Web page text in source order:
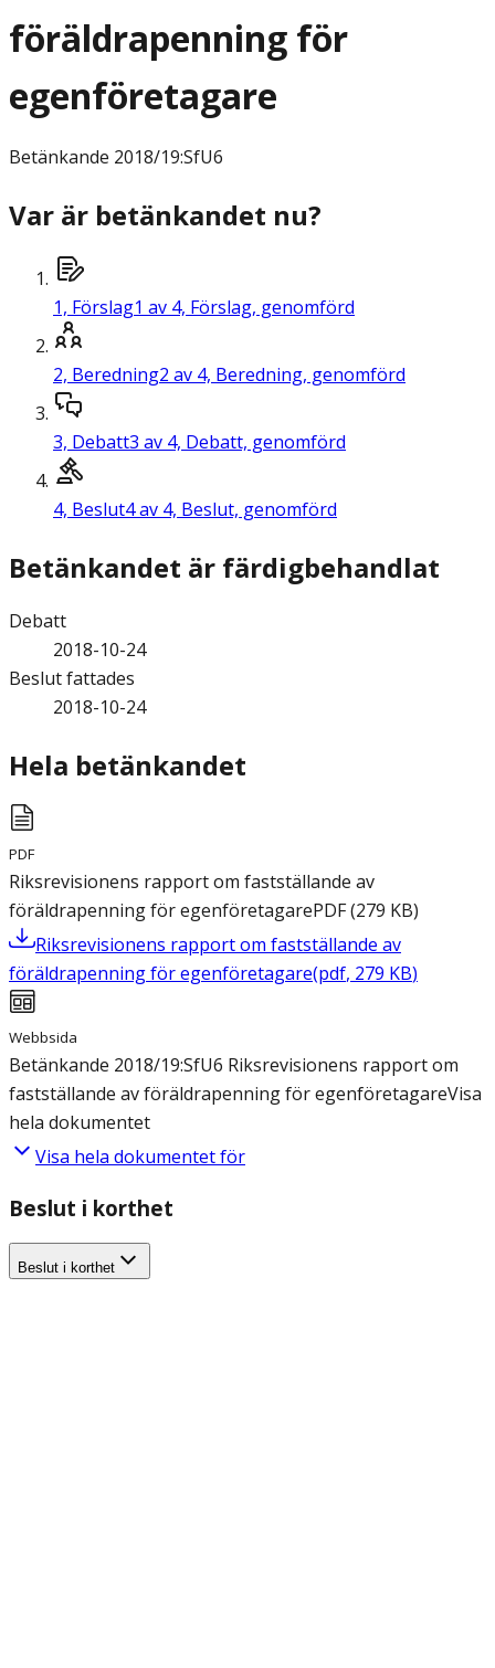
föräldrapenning för
egenföretagare
Betänkande 2018/19:SfU6
Var är betänkandet nu?
1, Förslag1 av 4, Förslag, genomförd
2, Beredning2 av 4, Beredning, genomförd
3, Debatt3 av 4, Debatt, genomförd
4, Beslut4 av 4, Beslut, genomförd
Betänkandet är färdigbehandlat
Debatt
2018-10-24
Beslut fattades
2018-10-24
Hela betänkandet
PDF
Riksrevisionens rapport om fastställande av
föräldrapenning för egenföretagarePDF(279 KB)
Riksrevisionens rapport om fastställande av
föräldrapenning för egenföretagare(pdf, 279 KB)
Webbsida
Betänkande 2018/19:SfU6 Riksrevisionens rapport om
fastställande av föräldrapenning för egenföretagareVisa
hela dokumentet
Visa hela dokumentet för
Beslut i korthet
Beslut i korthet